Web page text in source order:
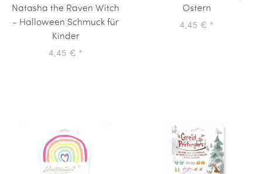
Natasha the Raven Witch
- Halloween Schmuck für
Kinder
4,45 € *
Ostern
4,45 € *